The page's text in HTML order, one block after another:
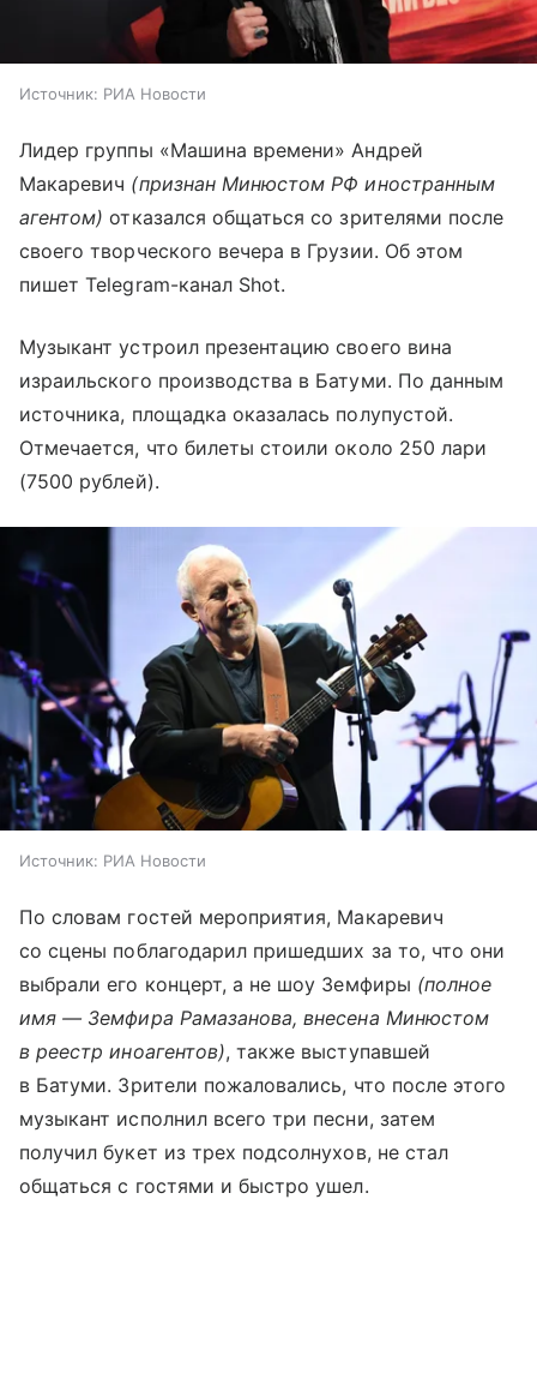
Источник: РИА Новости
Лидер группы «Машина времени» Андрей
Макаревич (признан Минюстом РФ иностранным
агентом) отказался общаться со зрителями после
своего творческого вечера в Грузии. Об этом
пишет Telegram-канал Shot.
Музыкант устроил презентацию своего вина
израильского производства в Батуми. По данным
источника, площадка оказалась полупустой.
Отмечается, что билеты стоили около 250 лари
(7500 рублей).
Источник: РИА Новости
По словам гостей мероприятия, Макаревич
со сцены поблагодарил пришедших за то, что они
выбрали его концерт, а не шоу Земфиры (полное
имя — Земфира Рамазанова, внесена Минюстом
в реестр иноагентов), также выступавшей
в Батуми. Зрители пожаловались, что после этого
музыкант исполнил всего три песни, затем
получил букет из трех подсолнухов, не стал
общаться с гостями и быстро ушел.